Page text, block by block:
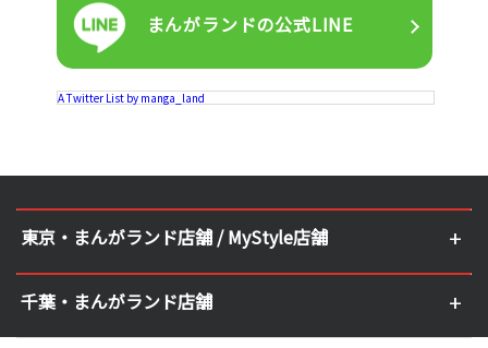
まんがランドの公式LINE
A Twitter List by manga_land
東京・まんがランド店舗 / MyStyle店舗
千葉・まんがランド店舗